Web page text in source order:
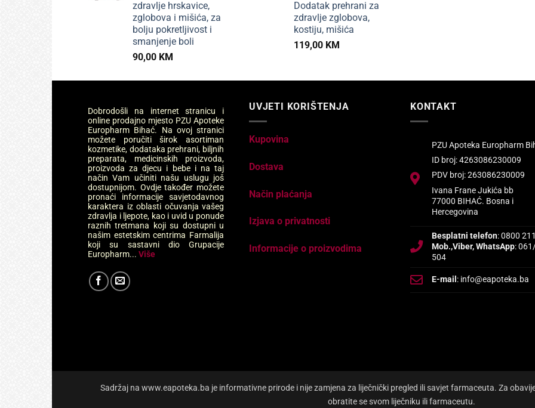
zdravlje hrskavice,
zglobova i mišića, za
bolju pokretljivost i
smanjenje boli
90,00 KM
Dodatak prehrani za
zdravlje zglobova,
kostiju, mišića
119,00 KM
Dobrodošli na internet stranicu i
online prodajno mjesto PZU Apoteke
Europharm Bihać. Na ovoj stranici
možete poručiti širok asortiman
kozmetike, dodataka prehrani, biljnih
preparata, medicinskih proizvoda,
proizvoda za djecu i bebe i na taj
način Vam učiniti našu uslugu još
dostupnijom. Ovdje također možete
pronaći informacije savjetodavnog
karaktera iz oblasti očuvanja vašeg
zdravlja i ljepote, kao i uvid u ponude
raznih tretmana koji su dostupni u
našim estetskim centrima Farmalija
koji su sastavni dio Grupacije
Europharm... Više
UVJETI KORIŠTENJA
Kupovina
Dostava
Način plaćanja
Izjava o privatnosti
Informacije o proizvodima
KONTAKT
PZU Apoteka Europharm
ID broj: 4263086230009
PDV broj: 263086230009
Ivana Frane Jukića bb
77000 BIHAĆ. Bosna i
Hercegovina
Besplatni telefon: 0800
Mob.,Viber, WhatsApp:
504
E-mail : info@eapoteka.ba
Sadržaj na www.eapoteka.ba je informativne prirode i nije zamjena za liječnički pregled ili savjet farmaceuta. Za
obratite se svom liječniku ili farmaceutu.